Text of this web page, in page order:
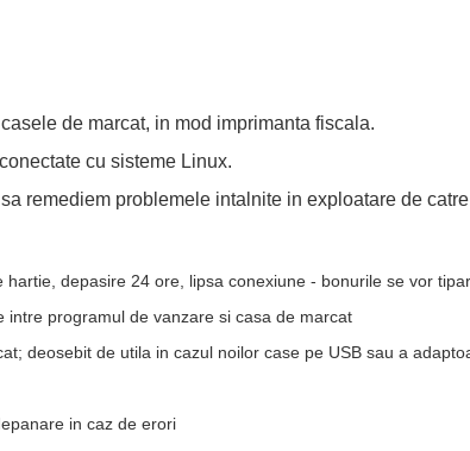
de marcat, in mod imprimanta fiscala.
cu sisteme Linux.
remediem problemele intalnite in exploatare de
depasire 24 ore, lipsa conexiune - bonurile se vor
programul de vanzare si casa de marcat
deosebit de utila in cazul noilor case pe USB sau a
in caz de erori